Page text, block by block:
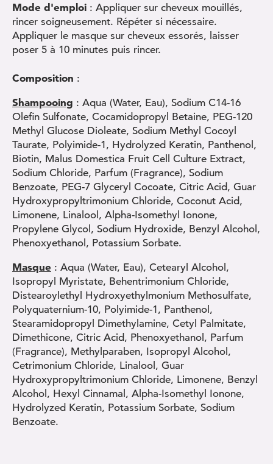
Mode d'emploi : Appliquer sur cheveux mouillés,
rincer soigneusement. Répéter si nécessaire.
Appliquer le masque sur cheveux essorés, laisser
poser 5 à 10 minutes puis rincer.
Composition :
Shampooing : Aqua (Water, Eau), Sodium C14-16
Olefin Sulfonate, Cocamidopropyl Betaine, PEG-120
Methyl Glucose Dioleate, Sodium Methyl Cocoyl
Taurate, Polyimide-1, Hydrolyzed Keratin, Panthenol,
Biotin, Malus Domestica Fruit Cell Culture Extract,
Sodium Chloride, Parfum (Fragrance), Sodium
Benzoate, PEG-7 Glyceryl Cocoate, Citric Acid, Guar
Hydroxypropyltrimonium Chloride, Coconut Acid,
Limonene, Linalool, Alpha-Isomethyl Ionone,
Propylene Glycol, Sodium Hydroxide, Benzyl Alcohol,
Phenoxyethanol, Potassium Sorbate.
Masque : Aqua (Water, Eau), Cetearyl Alcohol,
Isopropyl Myristate, Behentrimonium Chloride,
Distearoylethyl Hydroxyethylmonium Methosulfate,
Polyquaternium-10, Polyimide-1, Panthenol,
Stearamidopropyl Dimethylamine, Cetyl Palmitate,
Dimethicone, Citric Acid, Phenoxyethanol, Parfum
(Fragrance), Methylparaben, Isopropyl Alcohol,
Cetrimonium Chloride, Linalool, Guar
Hydroxypropyltrimonium Chloride, Limonene, Benzyl
Alcohol, Hexyl Cinnamal, Alpha-Isomethyl Ionone,
Hydrolyzed Keratin, Potassium Sorbate, Sodium
Benzoate.